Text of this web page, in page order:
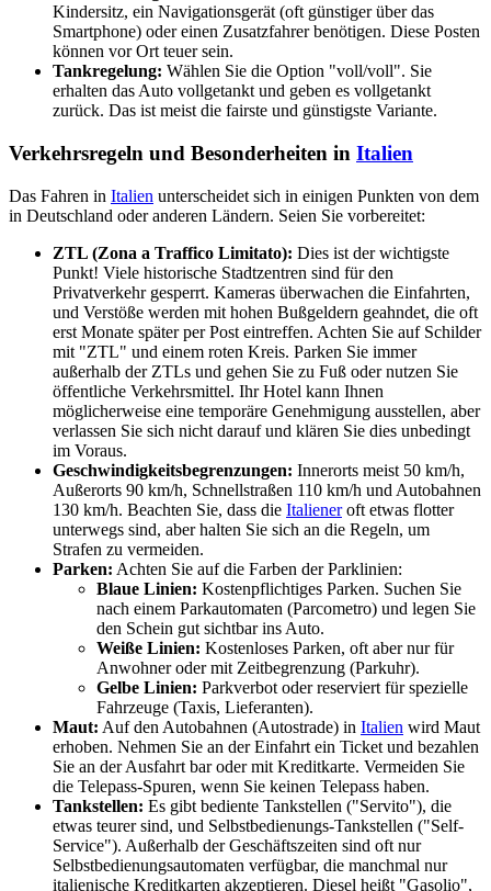
Kindersitz, ein Navigationsgerät (oft günstiger über das
Smartphone) oder einen Zusatzfahrer benötigen. Diese Posten
können vor Ort teuer sein.
Tankregelung: Wählen Sie die Option "voll/voll". Sie
erhalten das Auto vollgetankt und geben es vollgetankt
zurück. Das ist meist die fairste und günstigste Variante.
Verkehrsregeln und Besonderheiten in Italien
Das Fahren in Italien unterscheidet sich in einigen Punkten von dem
in Deutschland oder anderen Ländern. Seien Sie vorbereitet:
ZTL (Zona a Traffico Limitato): Dies ist der wichtigste
Punkt! Viele historische Stadtzentren sind für den
Privatverkehr gesperrt. Kameras überwachen die Einfahrten,
und Verstöße werden mit hohen Bußgeldern geahndet, die oft
erst Monate später per Post eintreffen. Achten Sie auf Schilder
mit "ZTL" und einem roten Kreis. Parken Sie immer
außerhalb der ZTLs und gehen Sie zu Fuß oder nutzen Sie
öffentliche Verkehrsmittel. Ihr Hotel kann Ihnen
möglicherweise eine temporäre Genehmigung ausstellen, aber
verlassen Sie sich nicht darauf und klären Sie dies unbedingt
im Voraus.
Geschwindigkeitsbegrenzungen: Innerorts meist 50 km/h,
Außerorts 90 km/h, Schnellstraßen 110 km/h und Autobahnen
130 km/h. Beachten Sie, dass die Italieneroft etwas flotter
unterwegs sind, aber halten Sie sich an die Regeln, um
Strafen zu vermeiden.
Parken: Achten Sie auf die Farben der Parklinien:
Blaue Linien: Kostenpflichtiges Parken. Suchen Sie
nach einem Parkautomaten (Parcometro) und legen Sie
den Schein gut sichtbar ins Auto.
Weiße Linien: Kostenloses Parken, oft aber nur für
Anwohner oder mit Zeitbegrenzung (Parkuhr).
Gelbe Linien: Parkverbot oder reserviert für spezielle
Fahrzeuge (Taxis, Lieferanten).
Maut: Auf den Autobahnen (Autostrade) in Italien wird Maut
erhoben. Nehmen Sie an der Einfahrt ein Ticket und bezahlen
Sie an der Ausfahrt bar oder mit Kreditkarte. Vermeiden Sie
die Telepass-Spuren, wenn Sie keinen Telepass haben.
Tankstellen: Es gibt bediente Tankstellen ("Servito"), die
etwas teurer sind, und Selbstbedienungs-Tankstellen ("Self-
Service"). Außerhalb der Geschäftszeiten sind oft nur
Selbstbedienungsautomaten verfügbar, die manchmal nur
italienische Kreditkarten akzeptieren. Diesel heißt "Gasolio",